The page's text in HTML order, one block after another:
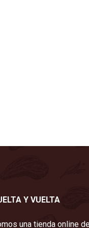
Y VUELTA
una tienda online